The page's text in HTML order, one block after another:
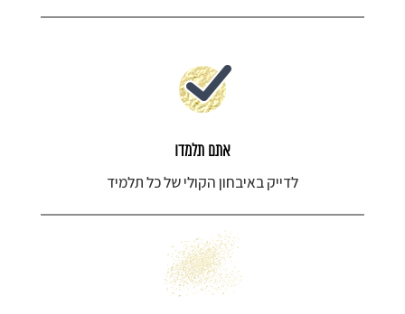
אתם תלמדו
לדייק באיבחון הקולי של כל תלמיד